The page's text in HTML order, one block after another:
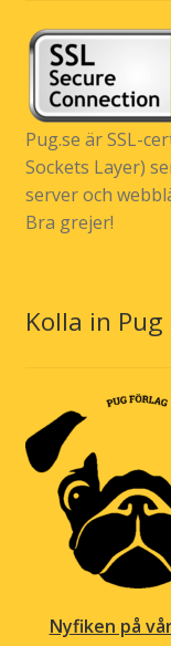
Pug.se är SSL-
Sockets Layer)
server och
Bra grejer!
Kolla in Pug
Nyfiken på